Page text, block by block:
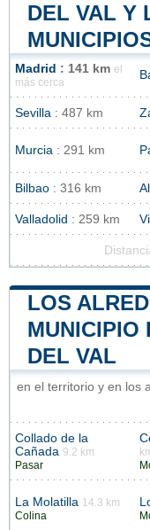
DEL VAL Y
Madrid : 141 km el
más cerca
Sevilla : 487 km
Murcia : 291 km
Bilbao : 316 km
Valladolid : 259 km
LOS
MUNICIPIO
DEL VAL
en el territorio y en los
Collado de la
Cañada 9.2 km
Pasar
La Molatilla 14.3 km
Colina